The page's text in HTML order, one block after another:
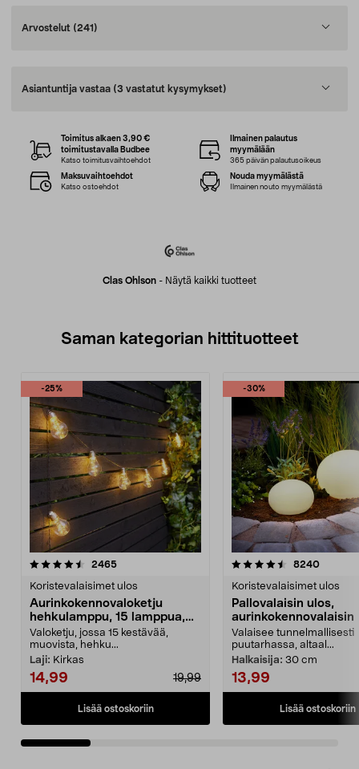
Arvostelut (241)
Asiantuntija vastaa (3 vastatut kysymykset)
Clas Ohlson - Näytä kaikki tuotteet
Toimitus alkaen 3,90 €
toimitustavalla Budbee
Katso toimitusvaihtoehdot
Ilmainen palautus
myymälään
365 päivän palautusoikeus
Maksuvaihtoehdot
Katso ostoehdot
Nouda myymälästä
Ilmainen nouto myymälästä
Saman kategorian hittituotteet
-25%
2465arvostelut
Koristevalaisimet ulos
Aurinkokennovaloketju
hehkulamppu, 15 lamppua,
7,2 m
Valoketju, jossa 15 kestävää,
muovista, hehku...
Laji: Kirkas
14,99 19,99
Lisää ostoskoriin
-30%
4.5 viidestä
8240
Koristevalaisimet ulos
Pallovalaisin ulos,
aurinkokennovalaisin
Valaisee tunnelmallisesti
puutarhassa, altaal...
Halkaisija: 30 cm
13,99
Lisää ostoskoriin
4.5 viidestä